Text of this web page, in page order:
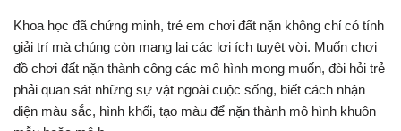
Khoa học đã chứng minh, trẻ em chơi đất nặn không chỉ có tính
giải trí mà chúng còn mang lại các lợi ích tuyệt vời. Muốn chơi
đồ chơi đất nặn thành công các mô hình mong muốn, đòi hỏi trẻ
phải quan sát những sự vật ngoài cuộc sống, biết cách nhận
diện màu sắc, hình khối, tạo màu để nặn thành mô hình khuôn